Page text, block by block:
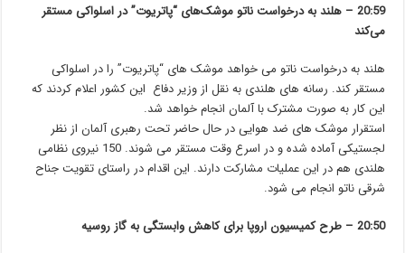
20:59 – هلند به درخواست ناتو موشک‌های “پاتریوت” در اسلواکی مستقر
می‌کند
هلند به درخواست ناتو می خواهد موشک های “پاتریوت” را در اسلواکی
مستقر کند. رسانه های هلندی به نقل از وزیر دفاع این کشور اعلام کردند که
این کار به صورت مشترک با آلمان انجام خواهد شد.
استقرار موشک های ضد هوایی در حال حاضر تحت رهبری آلمان از نظر
لجستیکی آماده شده و در اسرع وقت مستقر می شوند. 150 نیروی نظامی
هلندی هم در این عملیات مشارکت دارند. این اقدام در راستای تقویت جناح
شرقی ناتو انجام می شود.
20:50 – طرح کمیسیون اروپا برای کاهش وابستگی به گاز روسیه